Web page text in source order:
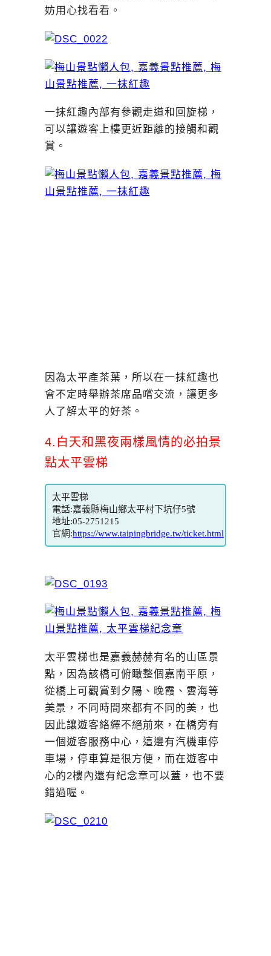
妨用心找看看。
一抹紅趣內部有參觀走道和回旋梯，
可以讓遊客上樓更近距離的接觸和觀
賞。
因為太平產茶葉，所以在一抹紅趣也
會不定時舉辦茶席品嚐交流，讓更多
人了解太平的好茶。
4.白天和黑夜兩樣風情的必拍景
點太平雲梯
太平雲梯
電話:嘉義縣梅山鄉太平村下坑仔5號
地址:05-2751215
官網:https://www.taipingbridge.tw/ticket.html
太平雲梯也是嘉義赫赫有名的山區景
點，因為該橋可俯瞰整個嘉南平原，
從橋上可觀賞到夕陽、晚霞、雲海等
美景，不同時間來都有不同的美，也
因此讓遊客絡繹不絕前來，在橋旁有
一個遊客服務中心，這邊有汽機車停
車場，停車算是很方便，而在遊客中
心的2樓內還有紀念章可以蓋，也不要
錯過喔。